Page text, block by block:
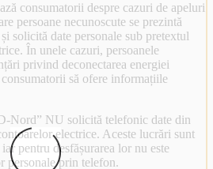
consumatorii despre cazuri de apeluri
persoane necunoscute se prezintă
solicită date personale sub pretextul
În unele cazuri, persoanele
privind deconectarea energiei
să ofere informațiile
Nord” NU solicită telefonic date din
electrice. Aceste lucrări sunt
pentru desfășurarea lor nu este
personale prin telefon.